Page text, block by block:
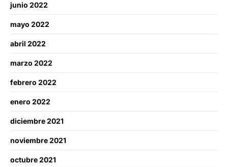
junio 2022
mayo 2022
abril 2022
marzo 2022
febrero 2022
enero 2022
diciembre 2021
noviembre 2021
octubre 2021